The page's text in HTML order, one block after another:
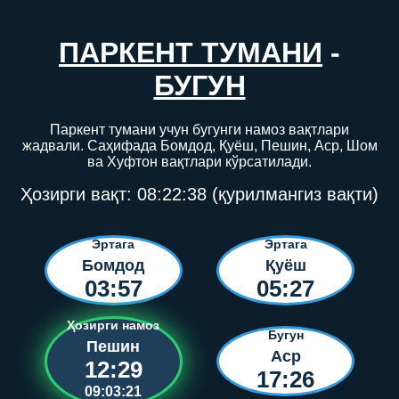
ПАРКЕНТ ТУМАНИ -
БУГУН
Паркент тумани учун бугунги намоз вақтлари
жадвали. Саҳифада Бомдод, Қуёш, Пешин, Аср, Шом
ва Хуфтон вақтлари кўрсатилади.
Ҳозирги вақт: 08:22:38 (қурилмангиз вақти)
Эртага
Бомдод
03:57
Эртага
Қуёш
05:27
Ҳозирги намоз
Пешин
12:29
09:03:21
Бугун
Аср
17:26